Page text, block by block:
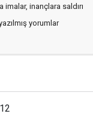
inançlara saldırı
yorumlar